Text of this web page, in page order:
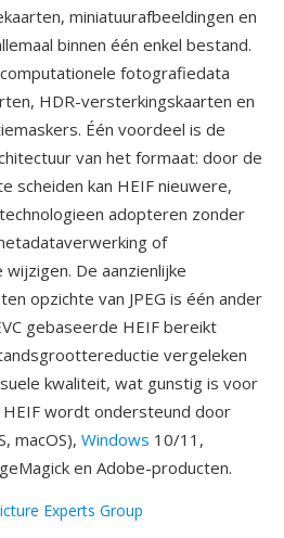
miniatuurafbeeldingen en
binnen één enkel bestand.
fotografiedata
HDR-versterkingskaarten en
Één voordeel is de
van het formaat: door de
scheiden kan HEIF nieuwere,
adopteren zonder
of
De aanzienlijke
opzichte van JPEG is één ander
gebaseerde HEIF bereikt
vergeleken
kwaliteit, wat gunstig is voor
wordt ondersteund door
macOS), Windows 10/11,
en Adobe-producten.
Experts Group